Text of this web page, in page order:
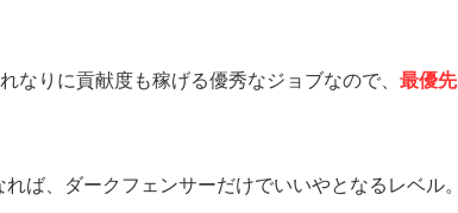
なりに貢献度も稼げる優秀なジョブなので、 最優先
ば、ダークフェンサーだけでいいやとなるレベル。